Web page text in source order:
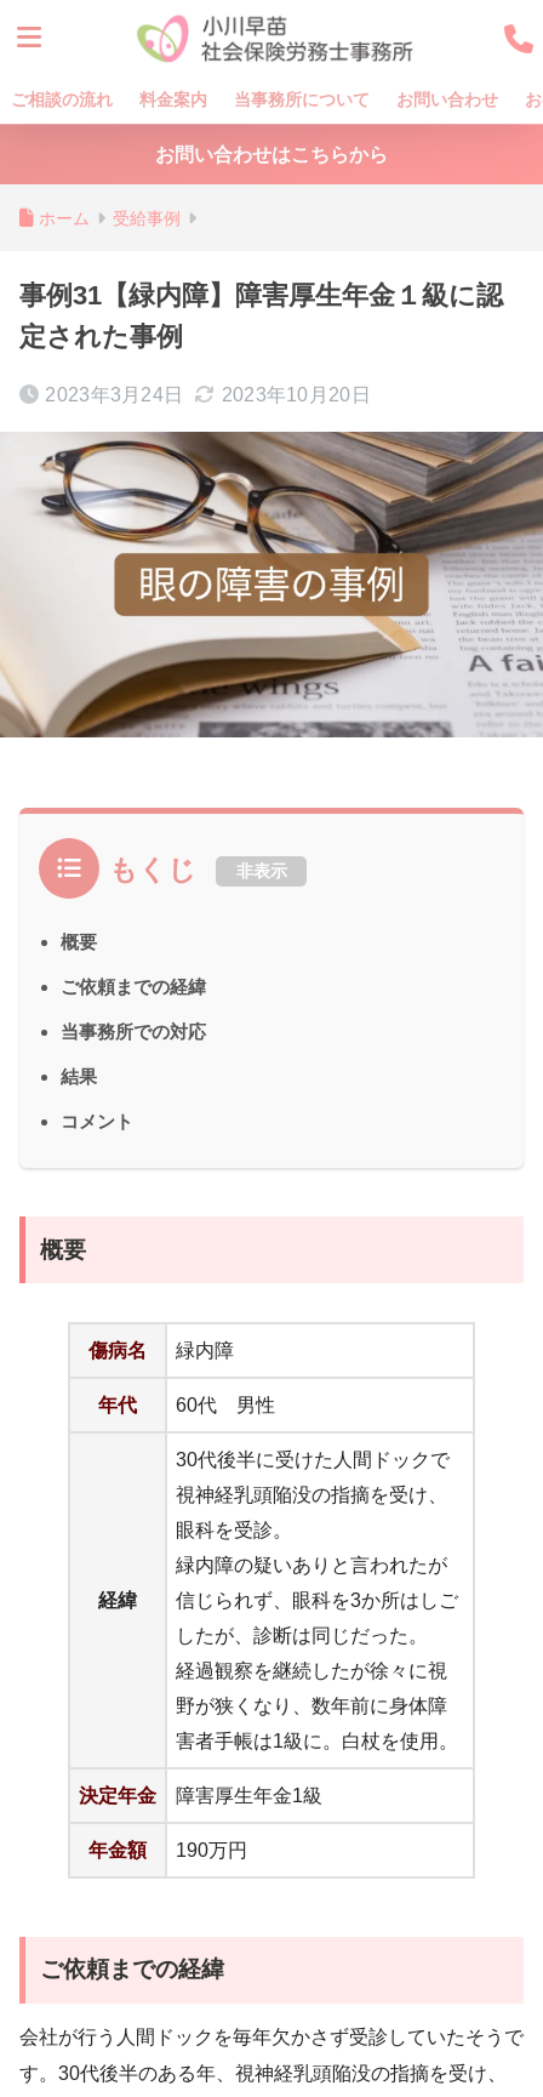
ご相談の流れ 料金案内 当事務所について お問い合わせ
お問い合わせはこちらから
ホーム 受給事例
事例31【緑内障】障害厚生年金１級に認
定された事例
2023年3月24日 2023年10月20日
もくじ 非表示
概要
ご依頼までの経緯
当事務所での対応
結果
コメント
概要
傷病名 緑内障
年代 60代 男性
経緯
30代後半に受けた人間ドックで
視神経乳頭陥没の指摘を受け、
眼科を受診。
緑内障の疑いありと言われたが
信じられず、眼科を3か所はしご
したが、診断は同じだった。
経過観察を継続したが徐々に視
野が狭くなり、数年前に身体障
害者手帳は1級に。白杖を使用。
決定年金 障害厚生年金1級
年金額 190万円
ご依頼までの経緯
会社が行う人間ドックを毎年欠かさず受診していたそうで
す。30代後半のある年、視神経乳頭陥没の指摘を受け、